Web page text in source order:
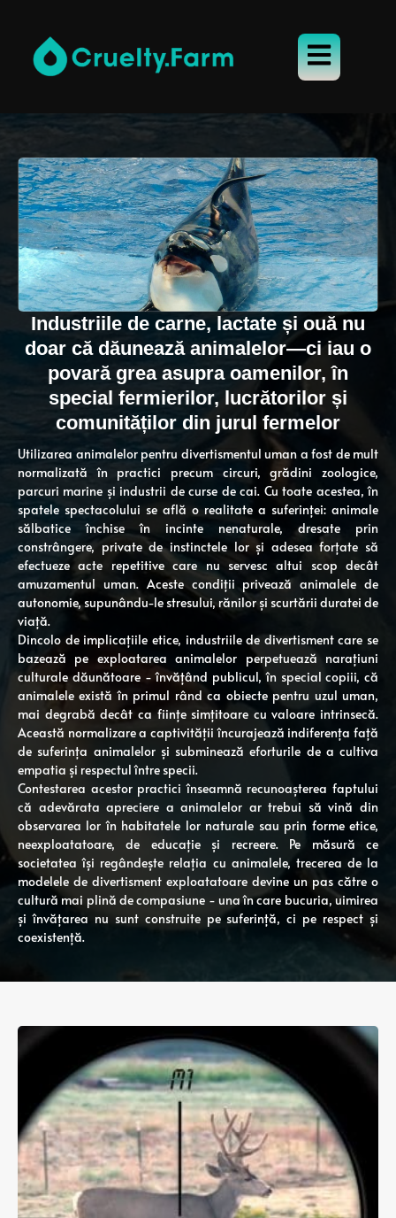
Industriile de carne, lactate și ouă nu
doar că dăunează animalelor—ci iau o
povară grea asupra oamenilor, în
special fermierilor, lucrătorilor și
comunităților din jurul fermelor
Utilizarea animalelor pentru divertismentul uman a fost de mult
normalizată în practici precum circuri, grădini zoologice,
parcuri marine și industrii de curse de cai. Cu toate acestea, în
spatele spectacolului se află o realitate a suferinței: animale
sălbatice închise în incinte nenaturale, dresate prin
constrângere, private de instinctele lor și adesea forțate să
efectueze acte repetitive care nu servesc altui scop decât
amuzamentul uman. Aceste condiții privează animalele de
autonomie, supunându-le stresului, rănilor și scurtării duratei de
viață.
Dincolo de implicațiile etice, industriile de divertisment care se
bazează pe exploatarea animalelor perpetuează narațiuni
culturale dăunătoare - învățând publicul, în special copiii, că
animalele există în primul rând ca obiecte pentru uzul uman,
mai degrabă decât ca ființe simțitoare cu valoare intrinsecă.
Această normalizare a captivității încurajează indiferența față
de suferința animalelor și subminează eforturile de a cultiva
empatia și respectul între specii.
Contestarea acestor practici înseamnă recunoașterea faptului
că adevărata apreciere a animalelor ar trebui să vină din
observarea lor în habitatele lor naturale sau prin forme etice,
neexploatatoare, de educație și recreere. Pe măsură ce
societatea își regândește relația cu animalele, trecerea de la
modelele de divertisment exploatatoare devine un pas către o
cultură mai plină de compasiune - una în care bucuria, uimirea
și învățarea nu sunt construite pe suferință, ci pe respect și
coexistență.